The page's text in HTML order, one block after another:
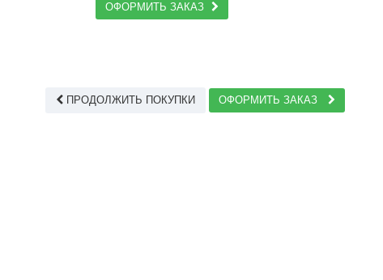
ОФОРМИТЬ ЗАКАЗ
ПРОДОЛЖИТЬ ПОКУПКИ
ОФОРМИТЬ ЗАКАЗ